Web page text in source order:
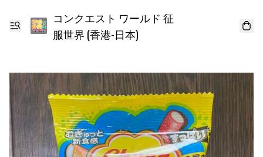
コンクエスト ワールド 征
服世界 (香港-日本)